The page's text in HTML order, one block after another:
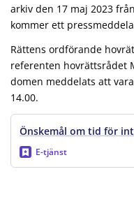
arkiv den 17 maj 2023
kommer ett
Rättens ordförande
referenten hovrättsrådet
domen meddelats att
14.00.
Önskemål om tid för
E-tjänst